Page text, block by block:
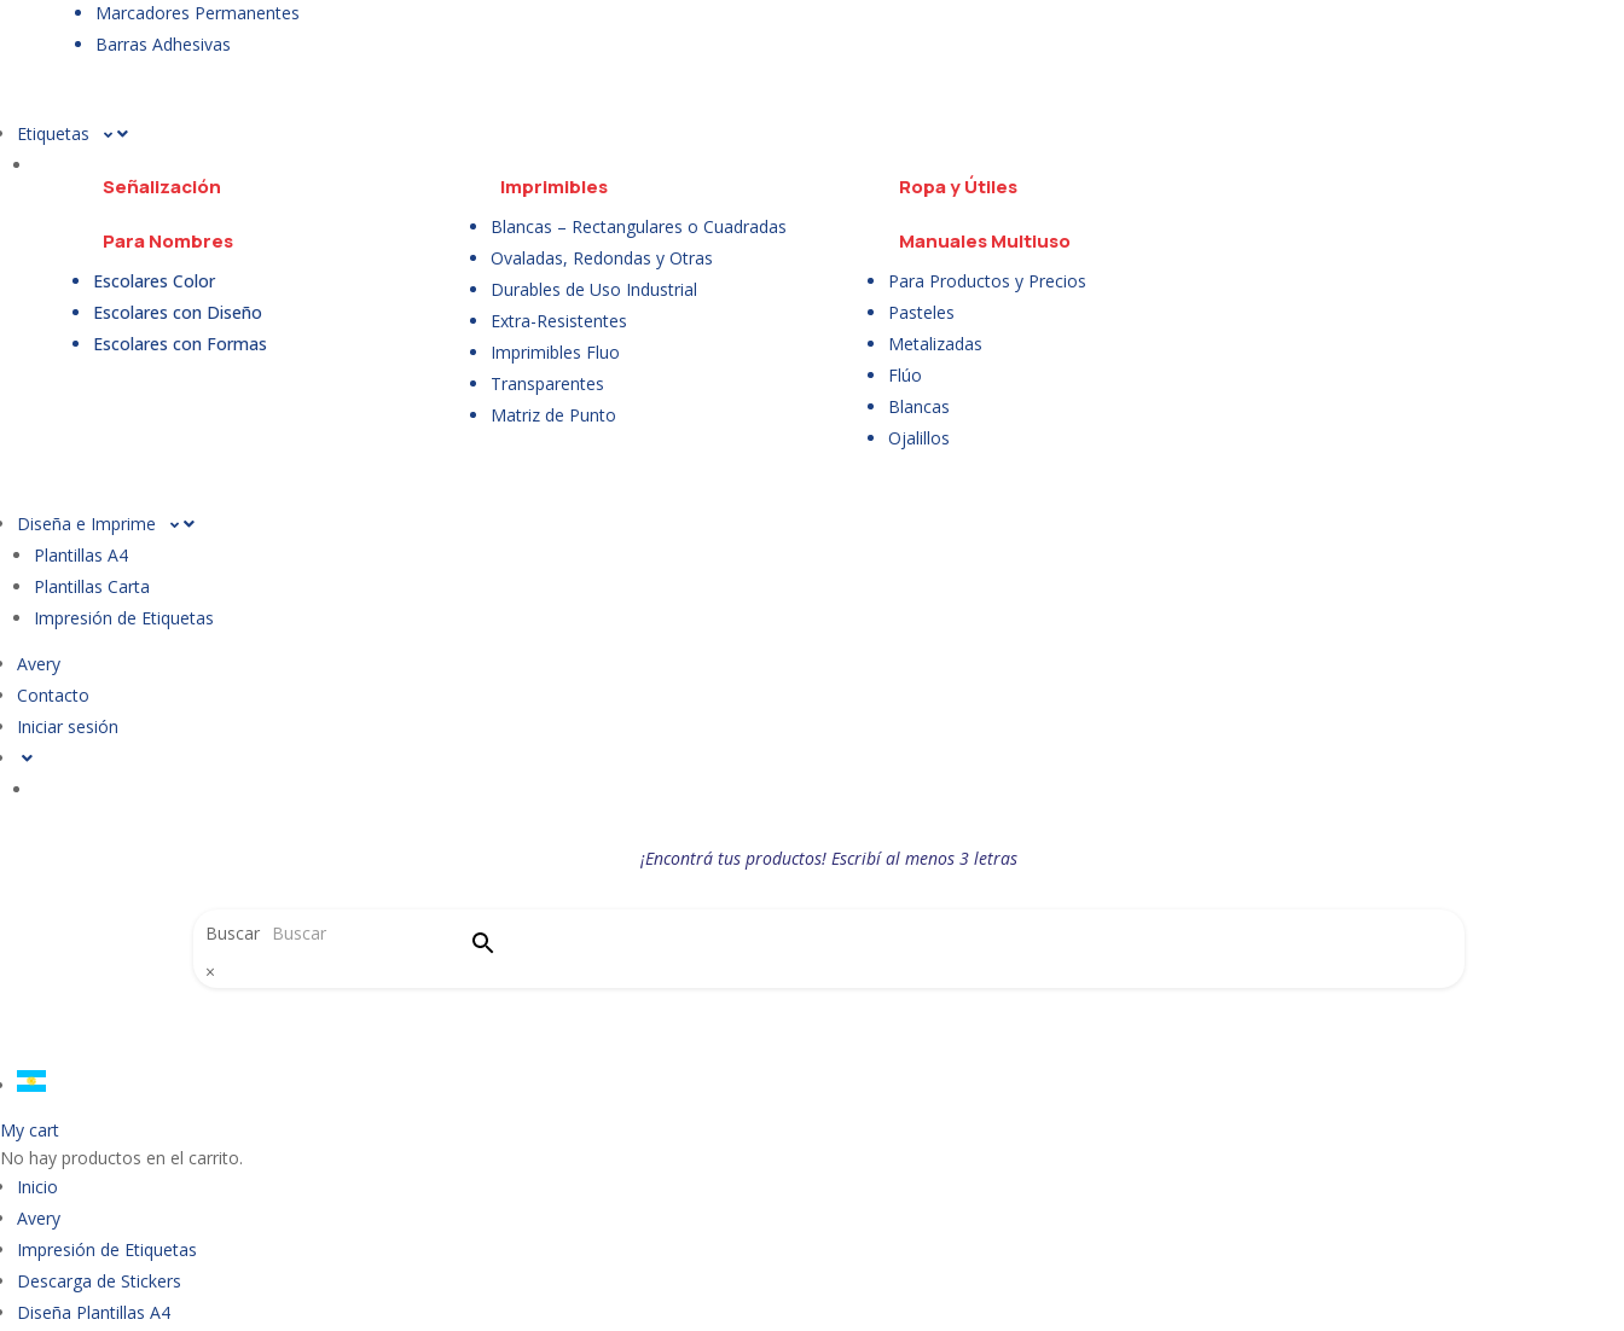
Marcadores Permanentes
Barras Adhesivas
Etiquetas
Señalización
Para Nombres
Escolares Color
Escolares con Diseño
Escolares con Formas
Imprimibles
Blancas – Rectangulares o Cuadradas
Ovaladas, Redondas y Otras
Durables de Uso Industrial
Extra-Resistentes
Imprimibles Fluo
Transparentes
Matriz de Punto
Ropa y Útiles
Manuales Multiuso
Para Productos y Precios
Pasteles
Metalizadas
Flúo
Blancas
Ojalillos
Diseña e Imprime
Plantillas A4
Plantillas Carta
Impresión de Etiquetas
Avery
Contacto
Iniciar sesión
¡Encontrá tus productos! Escribí al menos 3 letras
Buscar
×
My cart
No hay productos en el carrito.
Inicio
Avery
Impresión de Etiquetas
Descarga de Stickers
Diseña Plantillas A4